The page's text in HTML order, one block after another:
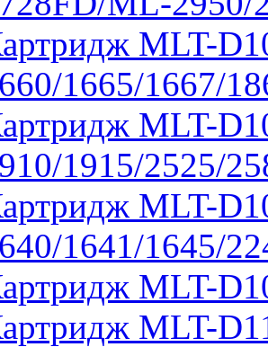
MLT-
1665/1667/
MLT-
1915/2525/
MLT-
1641/1645/
MLT-
MLT-